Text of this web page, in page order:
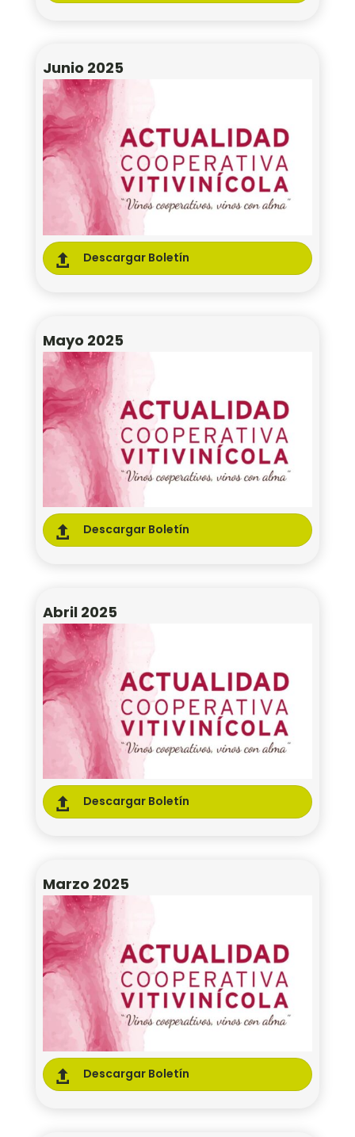
Junio 2025
 Descargar Boletín
Mayo 2025
 Descargar Boletín
Abril 2025
 Descargar Boletín
Marzo 2025
 Descargar Boletín